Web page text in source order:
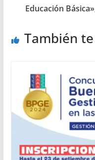
Educación
También